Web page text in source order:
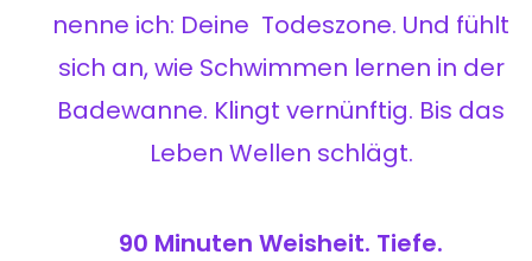
nenne ich: Deine Todeszone. Und fühlt
sich an, wie Schwimmen lernen in der
Badewanne. Klingt vernünftig. Bis das
Leben Wellen schlägt.
90 Minuten Weisheit. Tiefe.